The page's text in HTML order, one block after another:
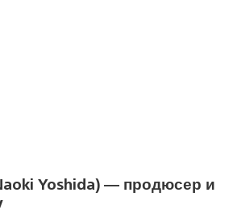
Yoshida) — продюсер и